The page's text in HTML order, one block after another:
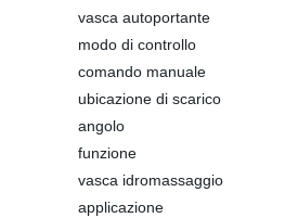
vasca autoportante
modo di controllo
comando manuale
ubicazione di scarico
angolo
funzione
vasca idromassaggio
applicazione